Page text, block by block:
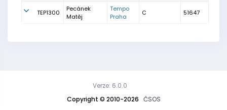
TEP1300
Pecánek
Matěj
Tempo
Praha
C 51647
Copyright © 2010-2026 ČSOS
Verze: 6.0.0